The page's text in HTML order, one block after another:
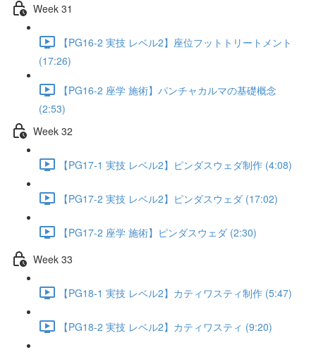
Week 31
【PG16-2 実技 レベル2】座位フットトリートメント
(17:26)
【PG16-2 座学 施術】パンチャカルマの基礎概念
(2:53)
Week 32
【PG17-1 実技 レベル2】ピンダスウェダ制作 (4:08)
【PG17-2 実技 レベル2】ピンダスウェダ (17:02)
【PG17-2 座学 施術】ピンダスウェダ (2:30)
Week 33
【PG18-1 実技 レベル2】カティワスティ制作 (5:47)
【PG18-2 実技 レベル2】カティワスティ (9:20)